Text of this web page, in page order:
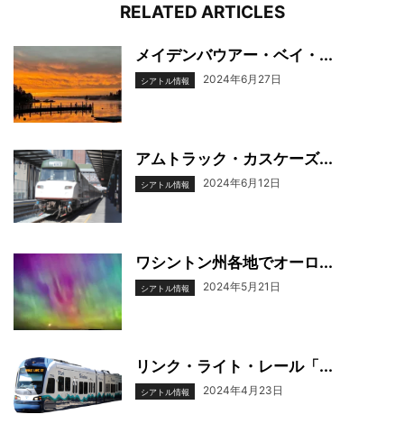
RELATED ARTICLES
メイデンバウアー・ベイ・...
シアトル情報 2024年6月27日
アムトラック・カスケーズ...
シアトル情報 2024年6月12日
ワシントン州各地でオーロ...
シアトル情報 2024年5月21日
リンク・ライト・レール「...
シアトル情報 2024年4月23日